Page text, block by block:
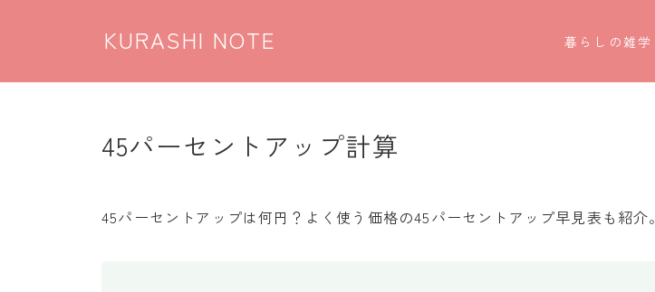
KURASHI NOTE 暮らしの雑学
暮らしの豆知識
45パーセントアップ計算
45パーセントアップは何円？よく使う価格の45パーセントアップ早見表も紹介。